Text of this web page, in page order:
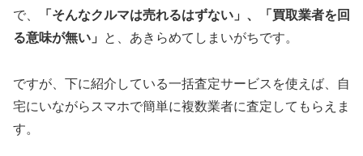
で、
「そんなクルマは売れるはずない」、「買取業者を回
る意味が無い」
と、あきらめてしまいがちです。
ですが、下に紹介している一括査定サービスを使えば、自
宅にいながらスマホで簡単に複数業者に査定してもらえま
す。